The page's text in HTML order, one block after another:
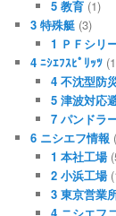
5 教育(1)
3 特殊艇 (3)
1 ＰＦシリ
4 ﾆｼｴﾌｽﾋﾟﾘｯﾂ
4 不沈型防
5 津波対応
7 パンドラ
6 ニシエフ情報
1 本社工場
2 小浜工場
3 東京営業
4 ニシエフ